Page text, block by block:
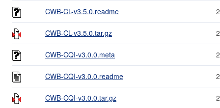
CWB-CL-v3.5.0.readme
CWB-CL-v3.5.0.tar.gz
CWB-CQI-v3.0.0.meta
CWB-CQI-v3.0.0.readme
CWB-CQI-v3.0.0.tar.gz